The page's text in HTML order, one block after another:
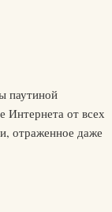
паутиной
Интернета от всех
отраженное даже